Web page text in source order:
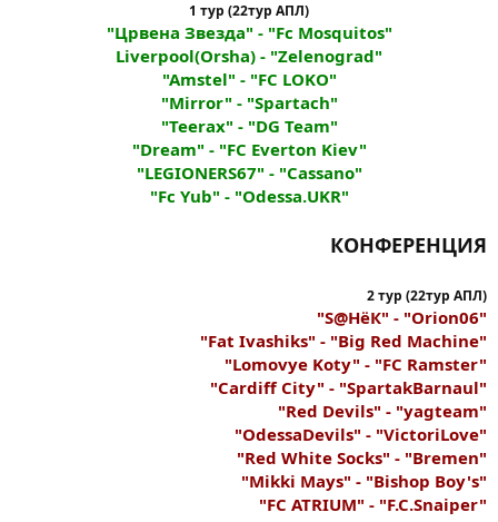
1 тур (22тур АПЛ)
"Црвена Звезда" - "Fc Mosquitos"
Liverpool(Orsha) - "Zelenograd"
"Amstel" - "FC LOKO"
"Mirror" - "Spartach"
"Teerax" - "DG Team"
"Dream" - "FC Everton Kiev"
"LEGIONERS67" - "Cassano"
"Fc Yub" - "Odessa.UKR"
КОНФЕРЕНЦИЯ
2 тур (22тур АПЛ)
"S@HёК" - "Orion06"
"Fat Ivashiks" - "Big Red Machine"
"Lomovye Koty" - "FC Ramster"
"Cardiff City" - "SpartakBarnaul"
"Red Devils" - "yagteam"
"OdessaDevils" - "VictoriLove"
"Red White Socks" - "Bremen"
"Mikki Mays" - "Bishop Boy's"
"FC ATRIUM" - "F.C.Snaiper"